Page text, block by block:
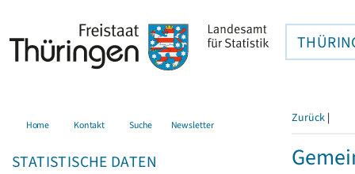
Home Kontakt Suche Newsletter
STATISTISCHE DATEN
Zurück |